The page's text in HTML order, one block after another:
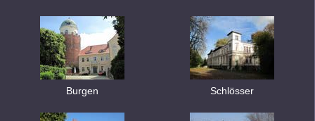
Burgen Schlösser